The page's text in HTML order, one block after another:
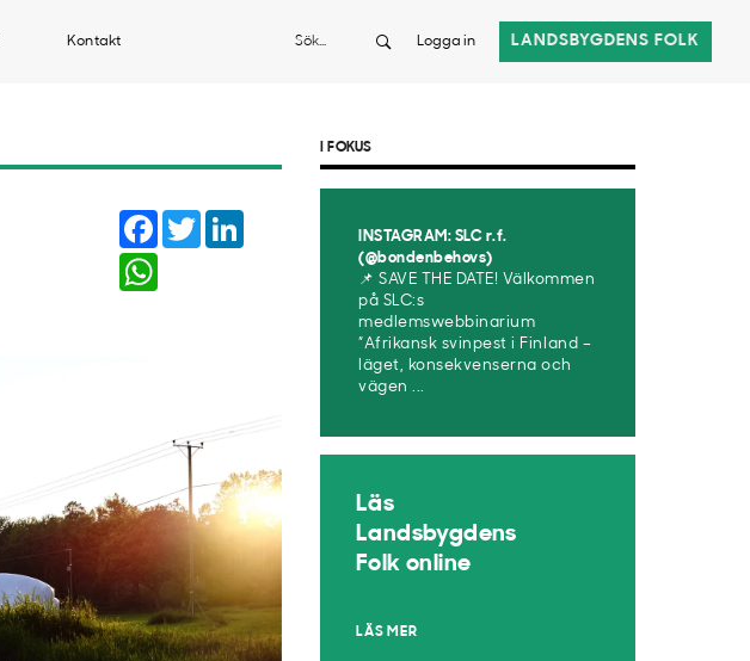
Kontakt Sök Logga in LANDSBYGDENS FOLK
Facebook
Twitter
I FOKUS
INSTAGRAM: SLC r.f.
(@bondenbehovs)
📌 SAVE THE DATE! Välkommen
på SLC:s
medlemswebbinarium
”Afrikansk svinpest i Finland –
läget, konsekvenserna och
vägen ...
Läs
Landsbygdens
Folk online
LÄS MER